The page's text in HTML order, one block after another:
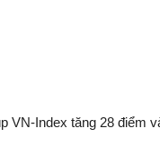
VN-Index tăng 28 điểm